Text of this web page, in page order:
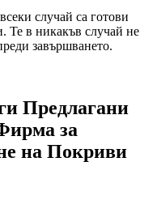
случай са готови
Те в никакъв случай не
завършването.
Предлагани
за
на Покриви